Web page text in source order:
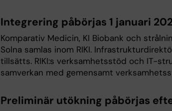
Integrering påbörjas 1 januari
Komparativ Medicin, KI Biobank och
Solna samlas inom RIKI.
tillsätts. RIKI:s verksamhetsstöd och IT-
samverkan med gemensamt
Preliminär utökning påbörjas